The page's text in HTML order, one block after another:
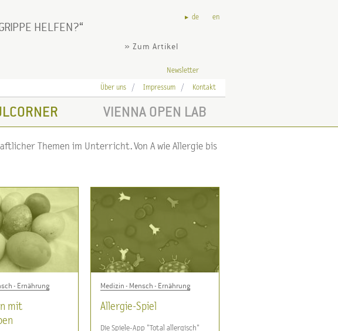
HELFEN?
» Zum Artikel
de en
Newsletter
Über uns Impressum Kontakt
VIENNA OPEN LAB
Themen im Unterricht. Von A wie Allergie bis
- Ernährung
mit
Medizin - Mensch - Ernährung
Allergie-Spiel
Die Spiele-App "Total allergisch"